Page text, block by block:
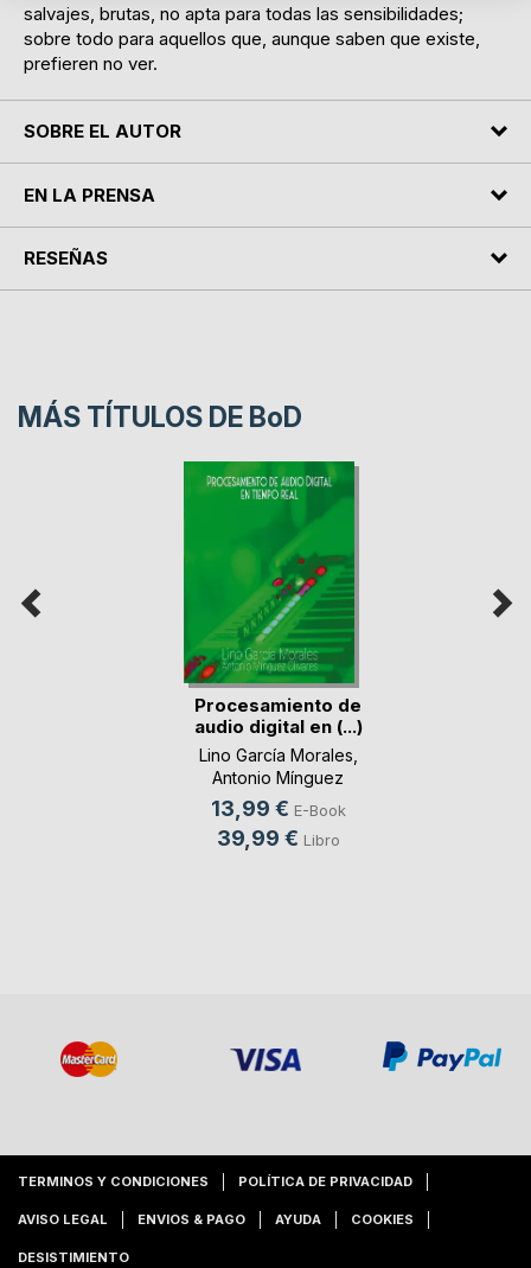
salvajes, brutas, no apta para todas las sensibilidades;
sobre todo para aquellos que, aunque saben que existe,
prefieren no ver.
SOBRE EL AUTOR
EN LA PRENSA
RESEÑAS
MÁS TÍTULOS DE BoD
Procesamiento de
audio digital en (...)
Lino García Morales
Antonio Mínguez
Olivares
13,99 € E-Book
39,99 € Libro
TERMINOS Y CONDICIONES POLÍTICA DE PRIVACIDAD
AVISO LEGAL ENVIOS & PAGO AYUDA COOKIES
DESISTIMIENTO